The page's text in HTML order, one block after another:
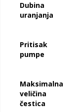
Dubina
uranjanja
Pritisak
pumpe
Maksimalna
veličina
čestica